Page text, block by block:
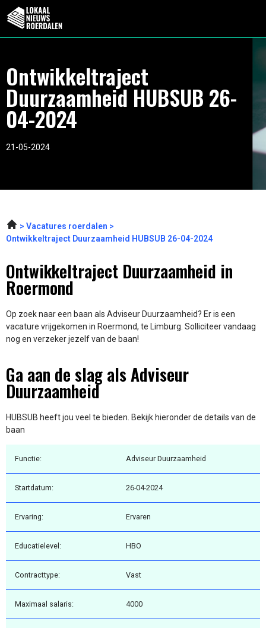
Ontwikkeltraject
Duurzaamheid HUBSUB 26-
04-2024
21-05-2024
Vacatures roerdalen
Ontwikkeltraject Duurzaamheid HUBSUB 26-04-2024
Ontwikkeltraject Duurzaamheid in
Roermond
Op zoek naar een baan als Adviseur Duurzaamheid? Er is een
vacature vrijgekomen in Roermond, te Limburg. Solliciteer vandaag
nog en verzeker jezelf van de baan!
Ga aan de slag als Adviseur
Duurzaamheid
HUBSUB heeft jou veel te bieden. Bekijk hieronder de details van de
baan
Functie: Adviseur Duurzaamheid
Startdatum: 26-04-2024
Ervaring: Ervaren
Educatielevel: HBO
Contracttype: Vast
Maximaal salaris: 4000